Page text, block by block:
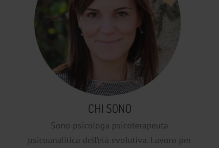
CHI SONO
Sono psicologa psicoterapeuta
psicoanalitica dell’età evolutiva. Lavoro per